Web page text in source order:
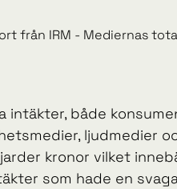
från IRM - Mediernas
både
ljudmedier
kronor vilket
som hade en